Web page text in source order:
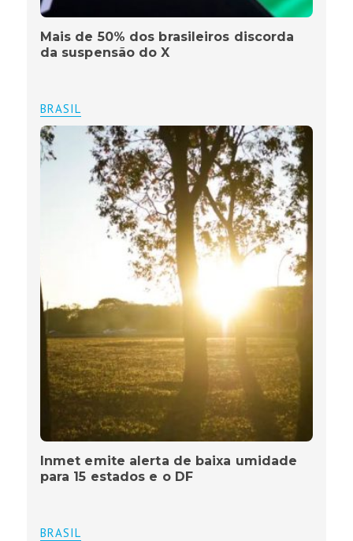
Mais de 50% dos brasileiros discorda
da suspensão do X
BRASIL
Inmet emite alerta de baixa umidade
para 15 estados e o DF
BRASIL